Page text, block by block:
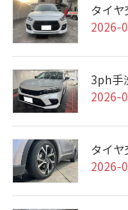
タイ
2026-
3ph手
2026-
タイ
2026-